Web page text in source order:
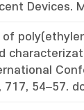
Devices.
717, 54–57.